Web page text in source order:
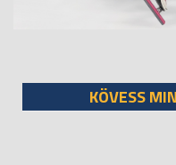
KÖVESS